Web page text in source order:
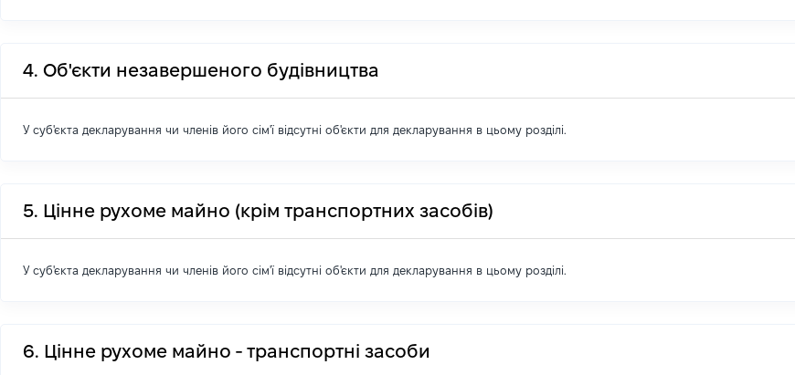
4. Об'єкти незавершеного будівництва
У суб'єкта декларування чи членів його сім'ї відсутні об'єкти для декларування в цьому розділі.
5. Цінне рухоме майно (крім транспортних засобів)
У суб'єкта декларування чи членів його сім'ї відсутні об'єкти для декларування в цьому розділі.
6. Цінне рухоме майно - транспортні засоби